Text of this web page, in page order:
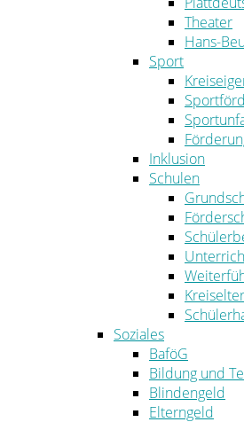
Theater
Hans-
Sport
Inklusion
Schulen
Soziales
BaföG
Bildung und
Blindengeld
Elterngeld